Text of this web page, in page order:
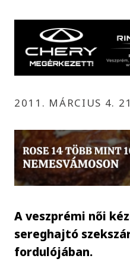
2011. MÁRCIUS 4.
A veszprémi női
sereghajtó
fordulójában.